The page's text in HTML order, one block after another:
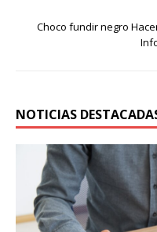
Choco fundir negro
NOTICIAS